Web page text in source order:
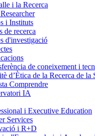
i la Recerca
i Instituts
de recerca
d'investigació
de coneixement i
d’Ètica de la Recerca de la
Comprendre
IA
i Executive Education
Services
i R+D